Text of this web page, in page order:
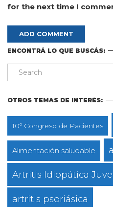
for the next time I
ENCONTRÁ LO QUE BUSCÁS:
OTROS TEMAS DE INTERÉS:
10º Congreso de Pacientes
Alimentación saludable
Artritis Idiopática
artritis psoriásica